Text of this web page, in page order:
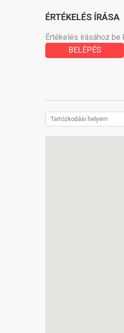
ÉRTÉKELÉS ÍRÁSA
Értékelés írásához be
BELÉPÉS